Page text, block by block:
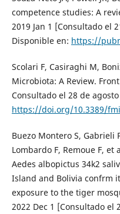
competence studies: A
2019 Jan 1 [Consultado el
Disponible en: https://
Scolari F, Casiraghi M,
Microbiota: A Review.
Consultado el 28 de
https://doi.org/10.3389/
Buezo Montero S, Gabrieli
Lombardo F, Remoue F,
Aedes albopictus 34k2
Island and Bolivia confrm
exposure to the tiger
2022 Dec 1 [Consultado el